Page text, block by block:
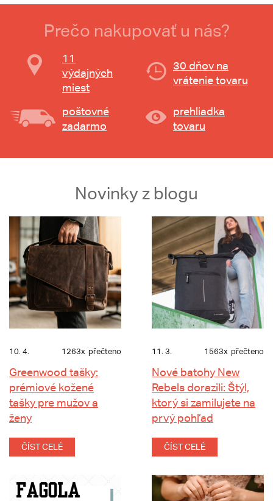
Prečo nakupovať u nás?
11
výdajných
miest
30 dňov na
vrátenie tovaru
poštovné
zadarmo
prehliadka
tovaru
Novinky z blogu
10. 4. 1263x přečteno
Greenwood tašky:
prémiové kožené
tašky pre mužov a
ženy
ČÍST CELÉ
11. 3. 1563x přečteno
Nové batohy New
Rebels dorazili: Štýl,
ktorý si zamilujete na
prvý pohľad
ČÍST CELÉ